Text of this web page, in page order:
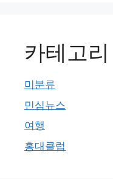
카테고리
미분류
민심뉴스
여행
홍대클럽